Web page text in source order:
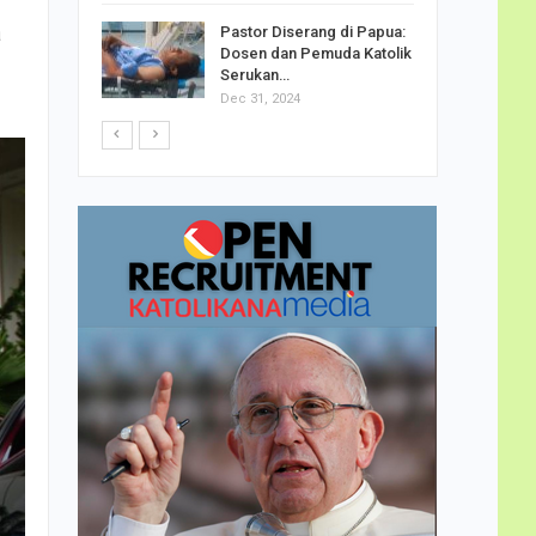
Pastor Diserang di Papua:
Dosen dan Pemuda Katolik
Serukan…
Dec 31, 2024